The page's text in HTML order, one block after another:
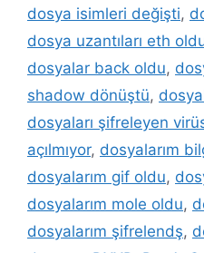
dosya isimleri değişti,
dosya uzantıları eth
dosyalar back oldu,
shadow dönüştü,
dosyaları şifreleyen
açılmıyor, dosyalarım
dosyalarım gif oldu,
dosyalarım mole oldu,
dosyalarım şifrelendş,